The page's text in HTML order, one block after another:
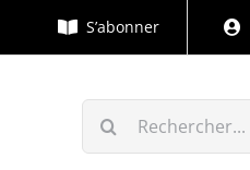
S’abonner
Rechercher: